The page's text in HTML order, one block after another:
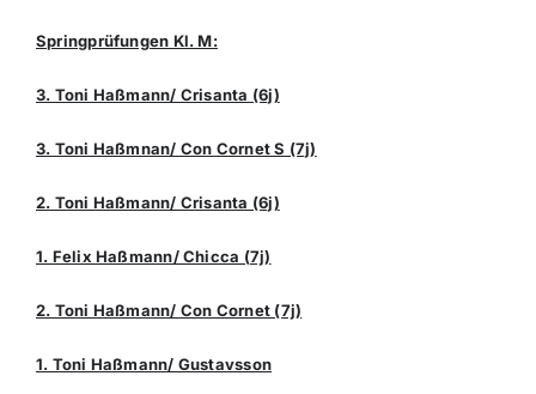
Springprüfungen Kl. M:
3. Toni Haßmann/ Crisanta (6j)
3. Toni Haßmnan/ Con Cornet S (7j)
2. Toni Haßmann/ Crisanta (6j)
1. Felix Haßmann/ Chicca (7j)
2. Toni Haßmann/ Con Cornet (7j)
1. Toni Haßmann/ Gustavsson